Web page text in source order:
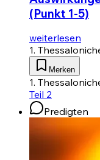
(Punkt 1-5)
weiterlesen
1.
Merken
1.
Teil 2
Predigten